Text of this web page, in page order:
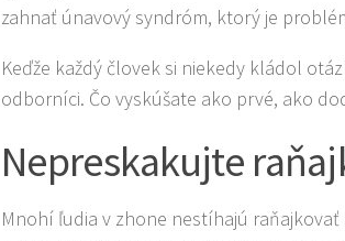
zahnať únavový syndróm, ktorý je
Keďže každý človek si niekedy kládol
odborníci. Čo vyskúšate ako prvé, ako
Nepreskakujte
Mnohí ľudia v zhone nestíhajú